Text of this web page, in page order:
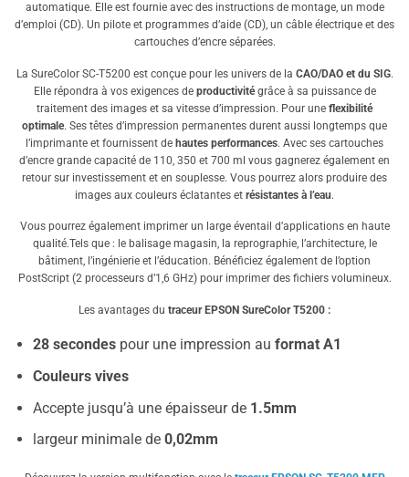
automatique. Elle est fournie avec des instructions de montage, un mode
d’emploi (CD). Un pilote et programmes d’aide (CD), un câble électrique et des
cartouches d’encre séparées.
La SureColor SC-T5200 est conçue pour les univers de la CAO/DAO et du SIG.
Elle répondra à vos exigences de productivitégrâce à sa puissance de
traitement des images et sa vitesse d’impression. Pour une flexibilité
optimale. Ses têtes d’impression permanentes durent aussi longtemps que
l’imprimante et fournissent de hautes performances. Avec ses cartouches
d’encre grande capacité de 110, 350 et 700 ml vous gagnerez également en
retour sur investissement et en souplesse. Vous pourrez alors produire des
images aux couleurs éclatantes et résistantes à l’eau.
Vous pourrez également imprimer un large éventail d’applications en haute
qualité.Tels que : le balisage magasin, la reprographie, l’architecture, le
bâtiment, l’ingénierie et l’éducation. Bénéficiez également de l’option
PostScript (2 processeurs d’1,6 GHz) pour imprimer des fichiers volumineux.
Les avantages du traceur EPSON SureColor T5200 :
28 secondespour une impression au format A1
Couleurs vives
Accepte jusqu’à une épaisseur de 1.5mm
largeur minimale de0,02mm